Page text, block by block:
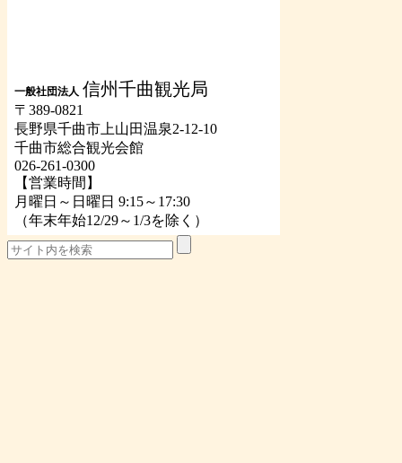
一般社団法人 信州千曲観光局
〒389-0821
長野県千曲市上山田温泉2-12-10
千曲市総合観光会館
026-261-0300
【営業時間】
月曜日～日曜日 9:15～17:30
（年末年始12/29～1/3を除く）